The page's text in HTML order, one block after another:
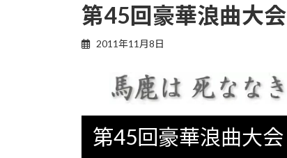
第45回豪華浪曲大会
2011年11月8日
第45回豪華浪曲大会